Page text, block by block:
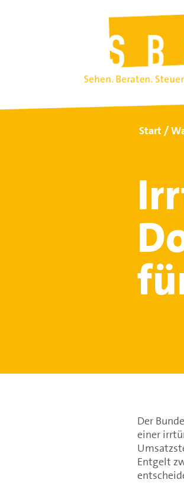
Start
Der
einer
Entgelt